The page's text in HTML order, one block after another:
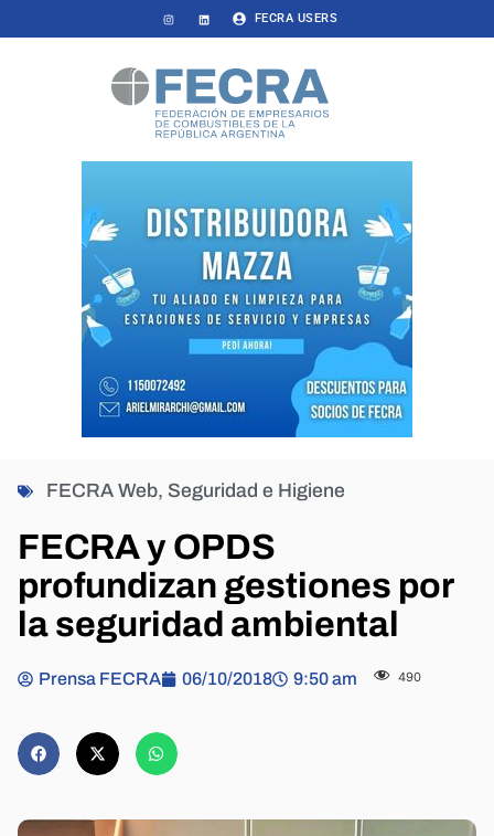
FECRA USERS
FECRA Web, Seguridad e Higiene
FECRA y OPDS
profundizan gestiones por
la seguridad ambiental
Prensa FECRA 06/10/2018 9:50 am 490